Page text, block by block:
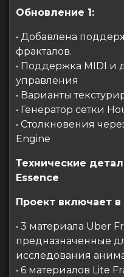
Обновление 1:
• Добавлена
фракталов.
• Поддержка MIDI и
управления
• Варианты
• Генератор сетки
• Столкновения
Engine
Технические
Essence
Проект включает в
• 3 материала Uber
предназначенные
исследования
• 6 материалов Lite